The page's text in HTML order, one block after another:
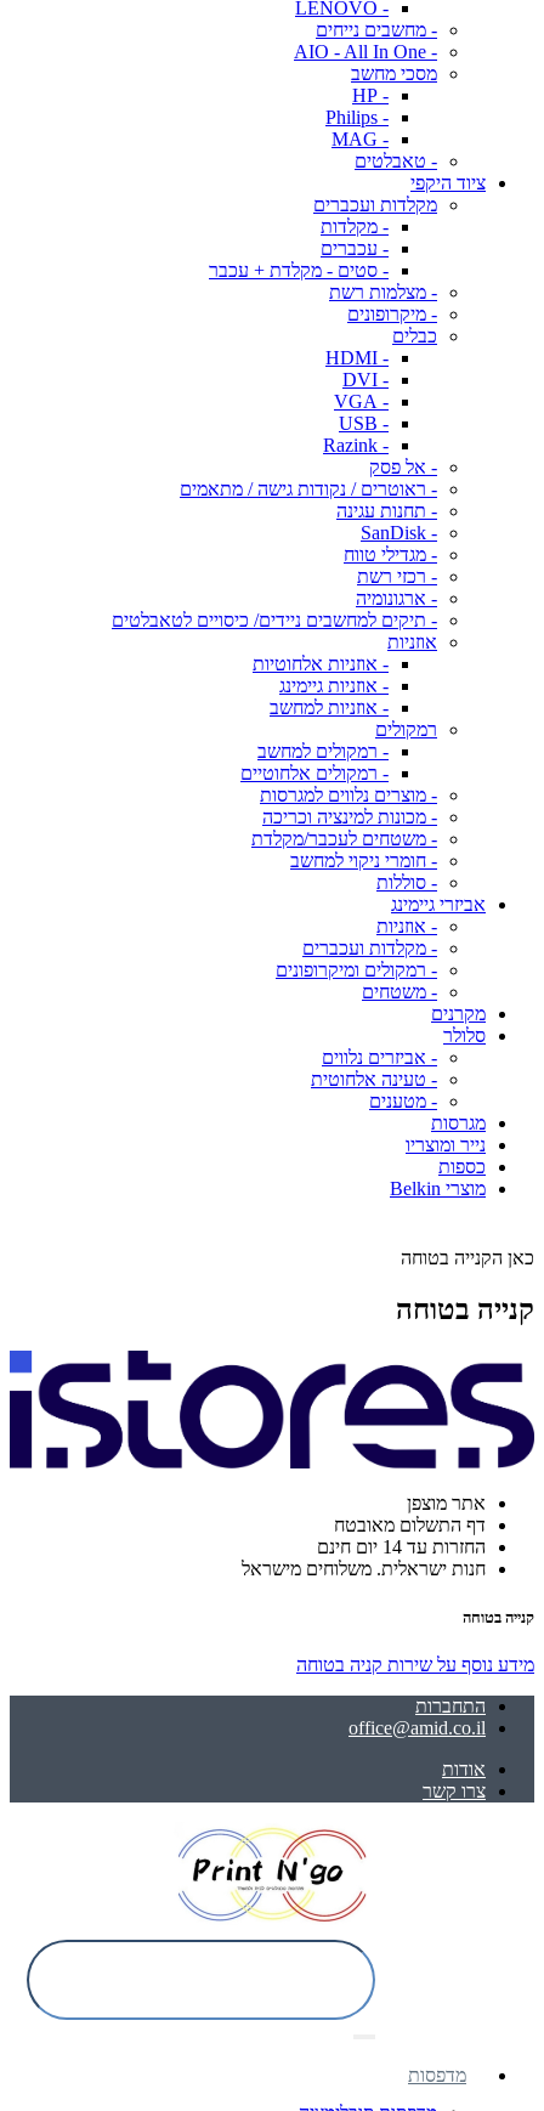
- LENOVO
- מחשבים נייחים
- AIO - All In One
מסכי מחשב
- HP
- Philips
- MAG
- טאבלטים
ציוד היקפי
מקלדות ועכברים
- מקלדות
- עכברים
- סטים - מקלדת + עכבר
- מצלמות רשת
- מיקרופונים
כבלים
- HDMI
- DVI
- VGA
- USB
- Razink
- אל פסק
- ראוטרים / נקודות גישה / מתאמים
- תחנות עגינה
- SanDisk
- מגדילי טווח
- רכזי רשת
- ארגונומיה
- תיקים למחשבים ניידים/ כיסויים לטאבלטים
אוזניות
- אוזניות אלחוטיות
- אוזניות גיימינג
- אוזניות למחשב
רמקולים
- רמקולים למחשב
- רמקולים אלחוטיים
- מוצרים נלווים למגרסות
- מכונות למינציה וכריכה
- משטחים לעכבר/מקלדת
- חומרי ניקוי למחשב
- סוללות
אביזרי גיימינג
- אוזניות
- מקלדות ועכברים
- רמקולים ומיקרופונים
- משטחים
מקרנים
סלולר
- אביזרים נלווים
- טעינה אלחוטית
- מטענים
מגרסות
נייר ומוצריו
כספות
מוצרי Belkin
כאן הקנייה בטוחה
קנייה בטוחה
אתר מוצפן
דף התשלום מאובטח
החזרות עד 14 יום חינם
חנות ישראלית. משלוחים מישראל
קנייה בטוחה
מידע נוסף על שירות קניה בטוחה
התחברות
office@amid.co.il
אודות
צרו קשר
מדפסות